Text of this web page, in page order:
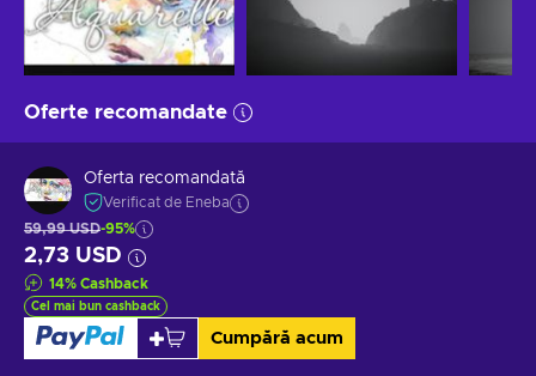
Oferte recomandate
Oferta recomandată
Verificat de Eneba
59,99 USD-95%
2,73 USD
14% Cashback
Cel mai bun cashback
Cumpără acum